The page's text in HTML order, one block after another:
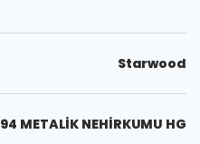
Starwood
94 METALİK NEHİRKUMU HG